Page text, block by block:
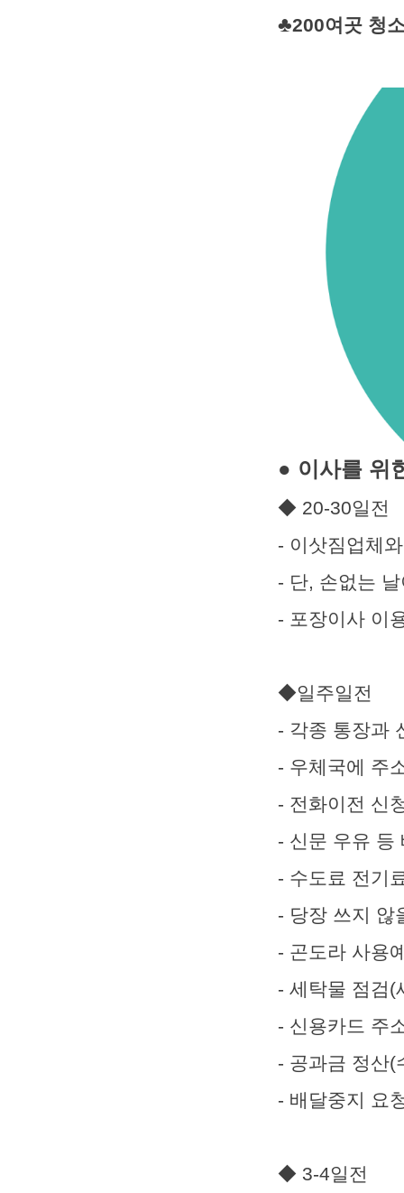
♣200여곳 청
● 이사를 위
◆ 20-30일전
- 이삿짐업체
- 단, 손없는
- 포장이사 이
◆일주일전
- 각종 통장과
- 우체국에 주
- 전화이전 신
- 신문 우유 등
- 수도료 전기
- 당장 쓰지 않
- 곤도라 사
- 세탁물 점
- 신용카드 주
- 공과금 정산
- 배달중지 요
◆ 3-4일전